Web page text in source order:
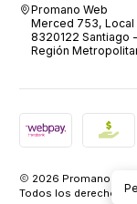
Promano Web
Merced 753, Local
8320122 Santiago
Región
2026 Promano.
Todos los derechos